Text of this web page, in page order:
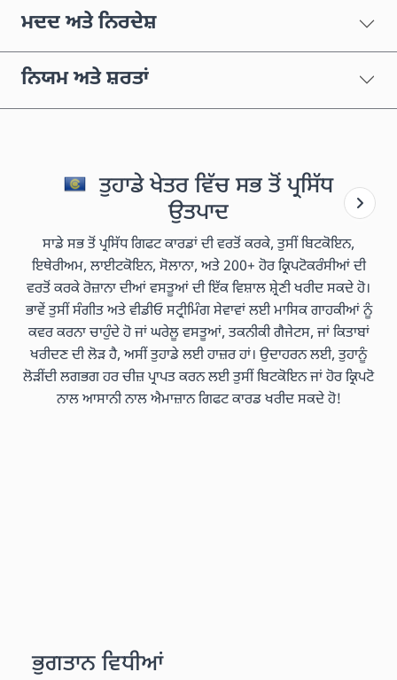
ਮਦਦ ਅਤੇ ਨਿਰਦੇਸ਼
ਨਿਯਮ ਅਤੇ ਸ਼ਰਤਾਂ
ਤੁਹਾਡੇ ਖੇਤਰ ਵਿੱਚ ਸਭ ਤੋਂ ਪ੍ਰਸਿੱਧ
ਉਤਪਾਦ
ਸਾਡੇ ਸਭ ਤੋਂ ਪ੍ਰਸਿੱਧ ਗਿਫਟ ਕਾਰਡਾਂ ਦੀ ਵਰਤੋਂ ਕਰਕੇ, ਤੁਸੀਂ ਬਿਟਕੋਇਨ,
ਇਥੇਰੀਅਮ, ਲਾਈਟਕੋਇਨ, ਸੋਲਾਨਾ, ਅਤੇ 200+ ਹੋਰ ਕ੍ਰਿਪਟੋਕਰੰਸੀਆਂ ਦੀ
ਵਰਤੋਂ ਕਰਕੇ ਰੋਜ਼ਾਨਾ ਦੀਆਂ ਵਸਤੂਆਂ ਦੀ ਇੱਕ ਵਿਸ਼ਾਲ ਸ਼੍ਰੇਣੀ ਖਰੀਦ ਸਕਦੇ ਹੋ।
ਭਾਵੇਂ ਤੁਸੀਂ ਸੰਗੀਤ ਅਤੇ ਵੀਡੀਓ ਸਟ੍ਰੀਮਿੰਗ ਸੇਵਾਵਾਂ ਲਈ ਮਾਸਿਕ ਗਾਹਕੀਆਂ ਨੂੰ
ਕਵਰ ਕਰਨਾ ਚਾਹੁੰਦੇ ਹੋ ਜਾਂ ਘਰੇਲੂ ਵਸਤੂਆਂ, ਤਕਨੀਕੀ ਗੈਜੇਟਸ, ਜਾਂ ਕਿਤਾਬਾਂ
ਖਰੀਦਣ ਦੀ ਲੋੜ ਹੈ, ਅਸੀਂ ਤੁਹਾਡੇ ਲਈ ਹਾਜ਼ਰ ਹਾਂ। ਉਦਾਹਰਨ ਲਈ, ਤੁਹਾਨੂੰ
ਲੋੜੀਂਦੀ ਲਗਭਗ ਹਰ ਚੀਜ਼ ਪ੍ਰਾਪਤ ਕਰਨ ਲਈ ਤੁਸੀਂ ਬਿਟਕੋਇਨ ਜਾਂ ਹੋਰ ਕ੍ਰਿਪਟੋ
ਨਾਲ ਆਸਾਨੀ ਨਾਲ ਐਮਾਜ਼ਾਨ ਗਿਫਟ ਕਾਰਡ ਖਰੀਦ ਸਕਦੇ ਹੋ!
ਭੁਗਤਾਨ ਵਿਧੀਆਂ